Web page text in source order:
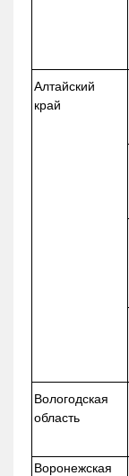
Алтайский
край
Вологодская
область
Воронежская